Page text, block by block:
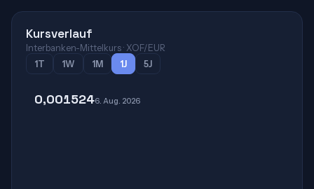
Kursverlauf
Interbanken-Mittelkurs · XOF/EUR
1T
1W 1M 1J 5J
0,0015246. Aug. 2026